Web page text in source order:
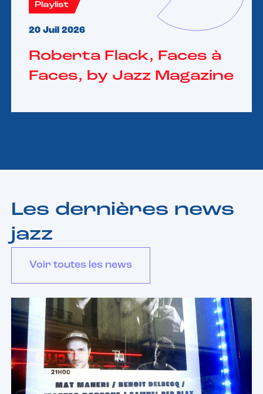
Playlist
20 Juil 2026
Roberta Flack, Faces à
Faces, by Jazz Magazine
Les dernières news
jazz
Voir toutes les news